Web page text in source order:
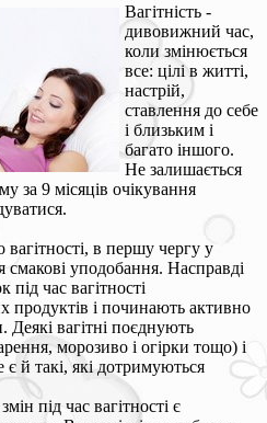
Вагітність -
дивовижний час,
коли змінюється
все: цілі в житті,
настрій,
ставлення до себе
і близьким і
багато іншого.
Не залишається
за 9 місяців очікування
в першу чергу у
уподобання. Насправді
під час вагітності
продуктів і починають активно
вагітні поєднують
морозиво і огірки тощо) і
й такі, які дотримуються
під час вагітності є